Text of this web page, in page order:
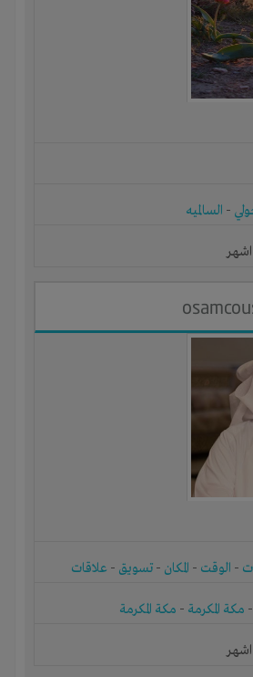
- السالميه
- الوقت - المكان - تسويق - علاقات
- مكة المكرمة - مكة المكرمة